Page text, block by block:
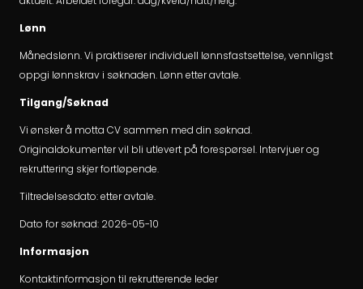
Lønn
Månedslønn. Vi praktiserer individuell lønnsfastsettelse, vennligst
oppgi lønnskrav i søknaden. Lønn etter avtale.
Tilgang/Søknad
Vi ønsker å motta CV sammen med din søknad.
Originaldokumenter vil bli utlevert på forespørsel. Intervjuer og
rekruttering skjer fortløpende.
Tiltredelsesdato: etter avtale.
Dato for søknad: 2026-05-10
Informasjon
Kontaktinformasjon til rekrutterende leder